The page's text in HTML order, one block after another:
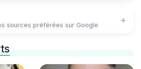
sources préférées sur Google